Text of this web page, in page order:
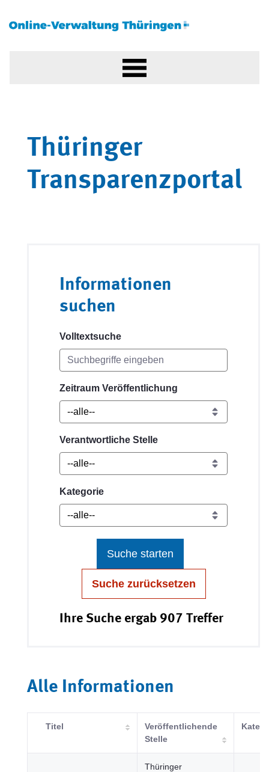
Thüringer
Transparenzportal
Informationen
suchen
Volltextsuche
Zeitraum Veröffentlichung
Verantwortliche Stelle
Kategorie
Suche starten
Suche zurücksetzen
Ihre Suche ergab 907 Treffer
Alle Informationen
Titel
Veröffentlichende
Stelle
Thüringer